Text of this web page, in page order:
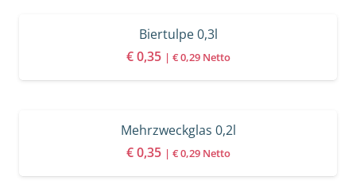
Biertulpe 0,3l
€0,35 | €0,29Netto
Mehrzweckglas 0,2l
€0,35 | €0,29Netto